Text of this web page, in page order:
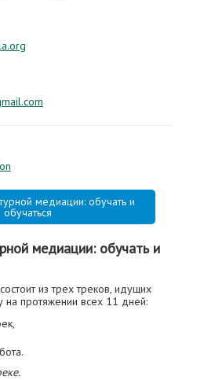
медиации: обучать и
обучаться
медиации: обучать и
из трех треков, идущих
на протяжении всех 11 дней: